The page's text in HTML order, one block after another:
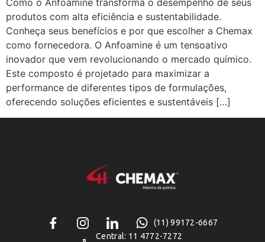
Como o Anfoamine transforma o desempenho de seus
produtos com alta eficiência e sustentabilidade.
Conheça seus benefícios e por que escolher a Chemax
como fornecedora. O Anfoamine é um tensoativo
inovador que vem revolucionando o mercado químico.
Este composto é projetado para maximizar a
performance de diferentes tipos de formulações,
oferecendo soluções eficientes e sustentáveis […]
(11) 99172-6667
Central: 11 4772-7272